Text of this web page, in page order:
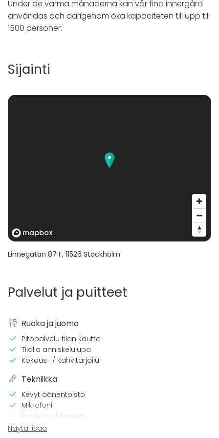
Under de varma månaderna kan vår fina innergård
användas och därigenom öka kapaciteten till upp till
1500 personer.
Sijainti
Linnegatan 87 F, 11526 Stockholm
Palvelut ja puitteet
Ruoka ja juoma
Pitopalvelu tilan kautta
Tilalla anniskelulupa
Kokous- / Kahvitarjoilu
Tekniikka
Kevyt äänentoisto
Mikrofoni
Projector / Screen
Wi-Fi
Näytä lisää